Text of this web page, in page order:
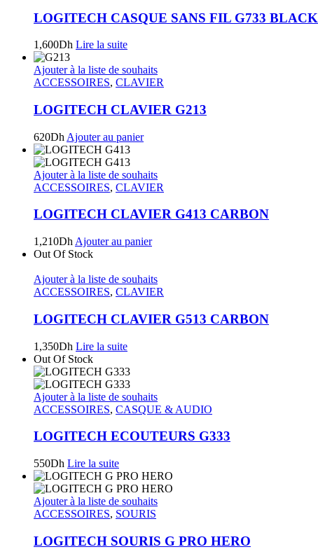
LOGITECH CASQUE SANS FIL G733 BLACK
1,600Dh Lire la suite
Ajouter à la liste de souhaits
ACCESSOIRES, CLAVIER
LOGITECH CLAVIER G213
620Dh Ajouter au panier
Ajouter à la liste de souhaits
ACCESSOIRES, CLAVIER
LOGITECH CLAVIER G413 CARBON
1,210Dh Ajouter au panier
Out Of Stock
Ajouter à la liste de souhaits
ACCESSOIRES, CLAVIER
LOGITECH CLAVIER G513 CARBON
1,350Dh Lire la suite
Out Of Stock
Ajouter à la liste de souhaits
ACCESSOIRES, CASQUE & AUDIO
LOGITECH ECOUTEURS G333
550Dh Lire la suite
Ajouter à la liste de souhaits
ACCESSOIRES, SOURIS
LOGITECH SOURIS G PRO HERO